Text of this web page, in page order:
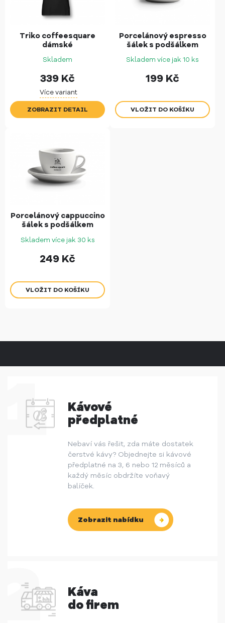
Triko coffeesquare
dámské
Skladem
339 Kč
Více variant
ZOBRAZIT DETAIL
Porcelánový espresso
šálek s podšálkem
Skladem více jak 10 ks
199 Kč
Porcelánový cappuccino
šálek s podšálkem
Skladem více jak 30 ks
249 Kč
Kávové
předplatné
Nebaví vás řešit, zda máte dostatek
čerstvé kávy? Objednejte si kávové
předplatné na 3, 6 nebo 12 měsíců a
každý měsíc obdržíte voňavý
balíček.
Zobrazit nabídku
Káva
do firem